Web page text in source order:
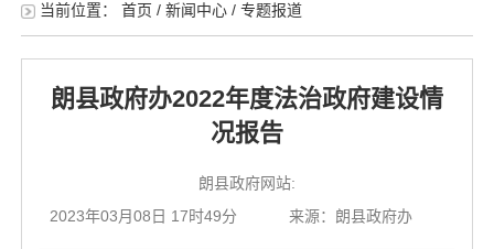
当前位置： 首页 / 新闻中心/ 专题报道
朗县政府办2022年度法治政府建设情
况报告
朗县政府网站:
2023年03月08日 17时49分
来源：朗县政府办